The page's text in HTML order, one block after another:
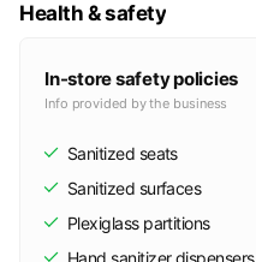
Health & safety
In-store safety policies
Info provided by the business
Sanitized seats
Sanitized surfaces
Plexiglass partitions
Hand sanitizer dispensers